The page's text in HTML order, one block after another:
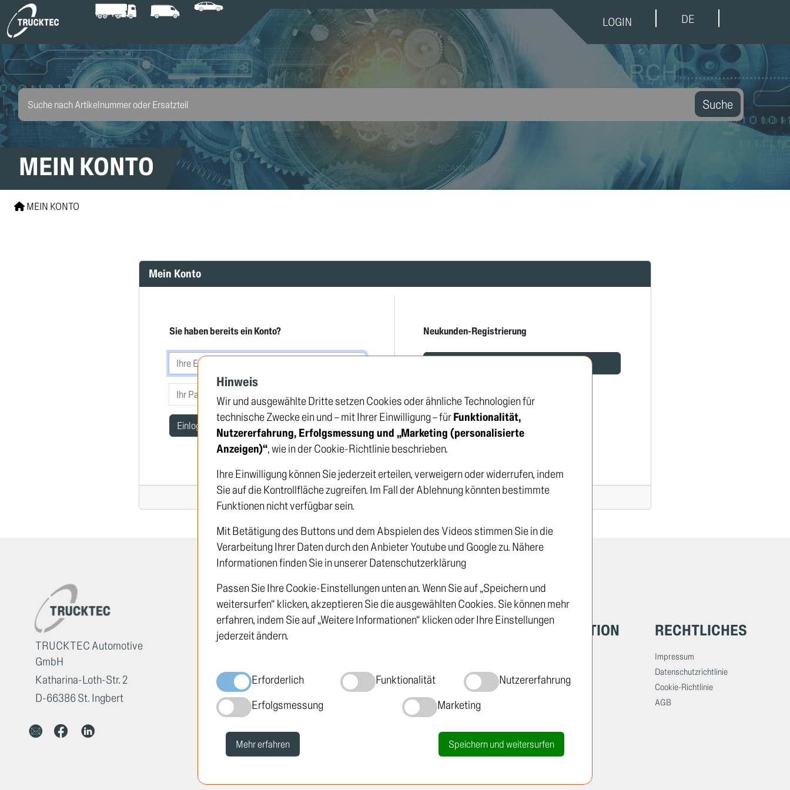
LOGIN DE
Suche
MEIN KONTO
MEIN KONTO
Mein Konto
Sie haben bereits ein Konto?
Einloggen
Haben Sie Ihr Passwort
vergessen?
Neukunden-Registrierung
TRUCKTEC Automotive
GmbH
Katharina-Loth-Str. 2
D-66386 St. Ingbert
SHOP
PKW
INFORMATION
Über TRUCKTEC
Newsletter
RECHTLICHES
Impressum
Datenschutzrichtlinie
Cookie-Richtlinie
AGB
Hinweis
Wir und ausgewählte Dritte setzen Cookies oder ähnliche Technologien für
technische Zwecke ein und – mit Ihrer Einwilligung – fürFunktionalität,
Nutzererfahrung, Erfolgsmessung und „Marketing (personalisierte
Anzeigen)“, wie in der Cookie-Richtlinie beschrieben.
Ihre Einwilligung können Sie jederzeit erteilen, verweigern oder widerrufen, indem
Sie auf die Kontrollfläche zugreifen. Im Fall der Ablehnung könnten bestimmte
Funktionen nicht verfügbar sein.
Mit Betätigung des Buttons und dem Abspielen des Videos stimmen Sie in die
Verarbeitung Ihrer Daten durch den Anbieter Youtube und Google zu. Nähere
Informationen finden Sie in unserer Datenschutzerklärung
Passen Sie Ihre Cookie-Einstellungen unten an. Wenn Sie auf „Speichern und
weitersurfen“ klicken, akzeptieren Sie die ausgewählten Cookies. Sie können mehr
erfahren, indem Sie auf „Weitere Informationen“ klicken oder Ihre Einstellungen
jederzeit ändern.
Erforderlich Funktionalität
Nutzererfahrung
Erfolgsmessung
Marketing
Mehr erfahren Speichern und weitersurfen